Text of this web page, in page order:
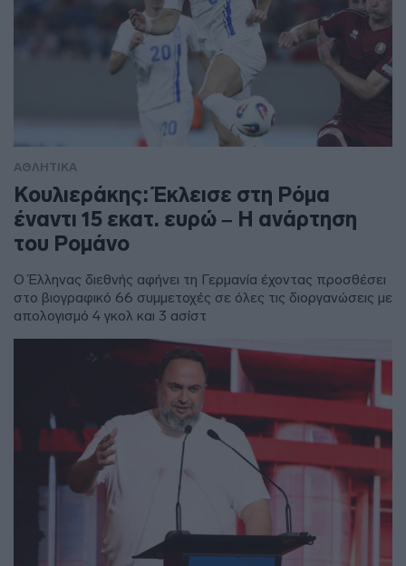
ΑΘΛΗΤΙΚΑ
Κουλιεράκης: Έκλεισε στη Ρόμα
έναντι 15 εκατ. ευρώ – Η ανάρτηση
του Ρομάνο
Ο Έλληνας διεθνής αφήνει τη Γερμανία έχοντας προσθέσει
στο βιογραφικό 66 συμμετοχές σε όλες τις διοργανώσεις με
απολογισμό 4 γκολ και 3 ασίστ